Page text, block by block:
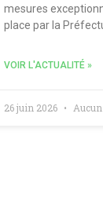
mesures
place par la
VOIR L'ACTUALITÉ »
26 juin 2026